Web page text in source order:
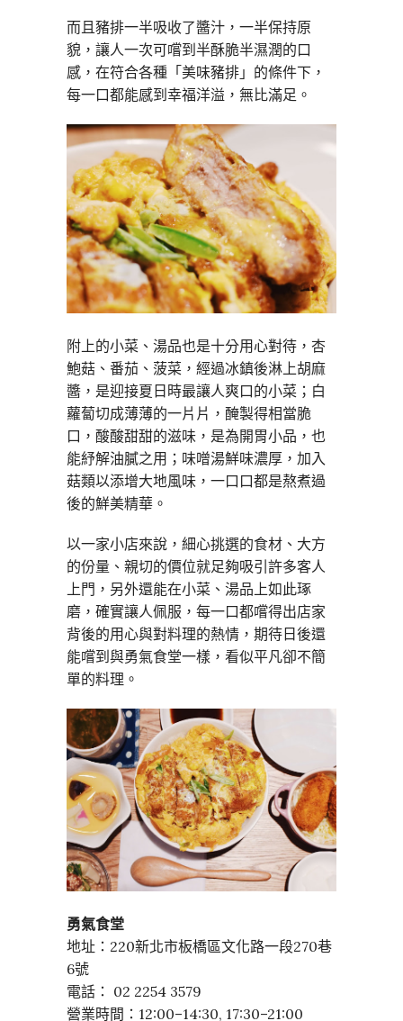
而且豬排一半吸收了醬汁，一半保持原
貌，讓人一次可嚐到半酥脆半濕潤的口
感，在符合各種「美味豬排」的條件下，
每一口都能感到幸福洋溢，無比滿足。
附上的小菜、湯品也是十分用心對待，杏
鮑菇、番茄、菠菜，經過冰鎮後淋上胡麻
醬，是迎接夏日時最讓人爽口的小菜；白
蘿蔔切成薄薄的一片片，醃製得相當脆
口，酸酸甜甜的滋味，是為開胃小品，也
能紓解油膩之用；味噌湯鮮味濃厚，加入
菇類以添增大地風味，一口口都是熬煮過
後的鮮美精華。
以一家小店來說，細心挑選的食材、大方
的份量、親切的價位就足夠吸引許多客人
上門，另外還能在小菜、湯品上如此琢
磨，確實讓人佩服，每一口都嚐得出店家
背後的用心與對料理的熱情，期待日後還
能嚐到與勇氣食堂一樣，看似平凡卻不簡
單的料理。
勇氣食堂
地址：220新北市板橋區文化路一段270巷
6號
電話： 02 2254 3579
營業時間：12:00–14:30, 17:30–21:00